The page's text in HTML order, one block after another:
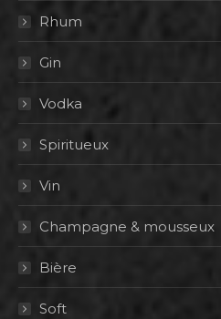
Rhum
Gin
Vodka
Spiritueux
Vin
Champagne & mousseux
Bière
Soft